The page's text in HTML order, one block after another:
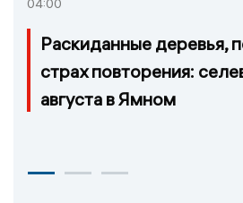
04:00
Раскиданные деревья,
страх повторения:
августа в Ямном